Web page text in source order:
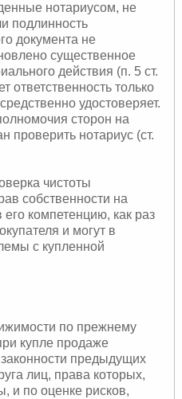
нотариусом, не
подлинность
документа не
существенное
действия (п. 5 ст.
ответственность только
удостоверяет.
сторон на
проверить нотариус (ст.
чистоты
собственности на
компетенцию, как раз
и могут в
с купленной
по прежнему
купле продаже
предыдущих
лиц, права которых,
и по оценке рисков,